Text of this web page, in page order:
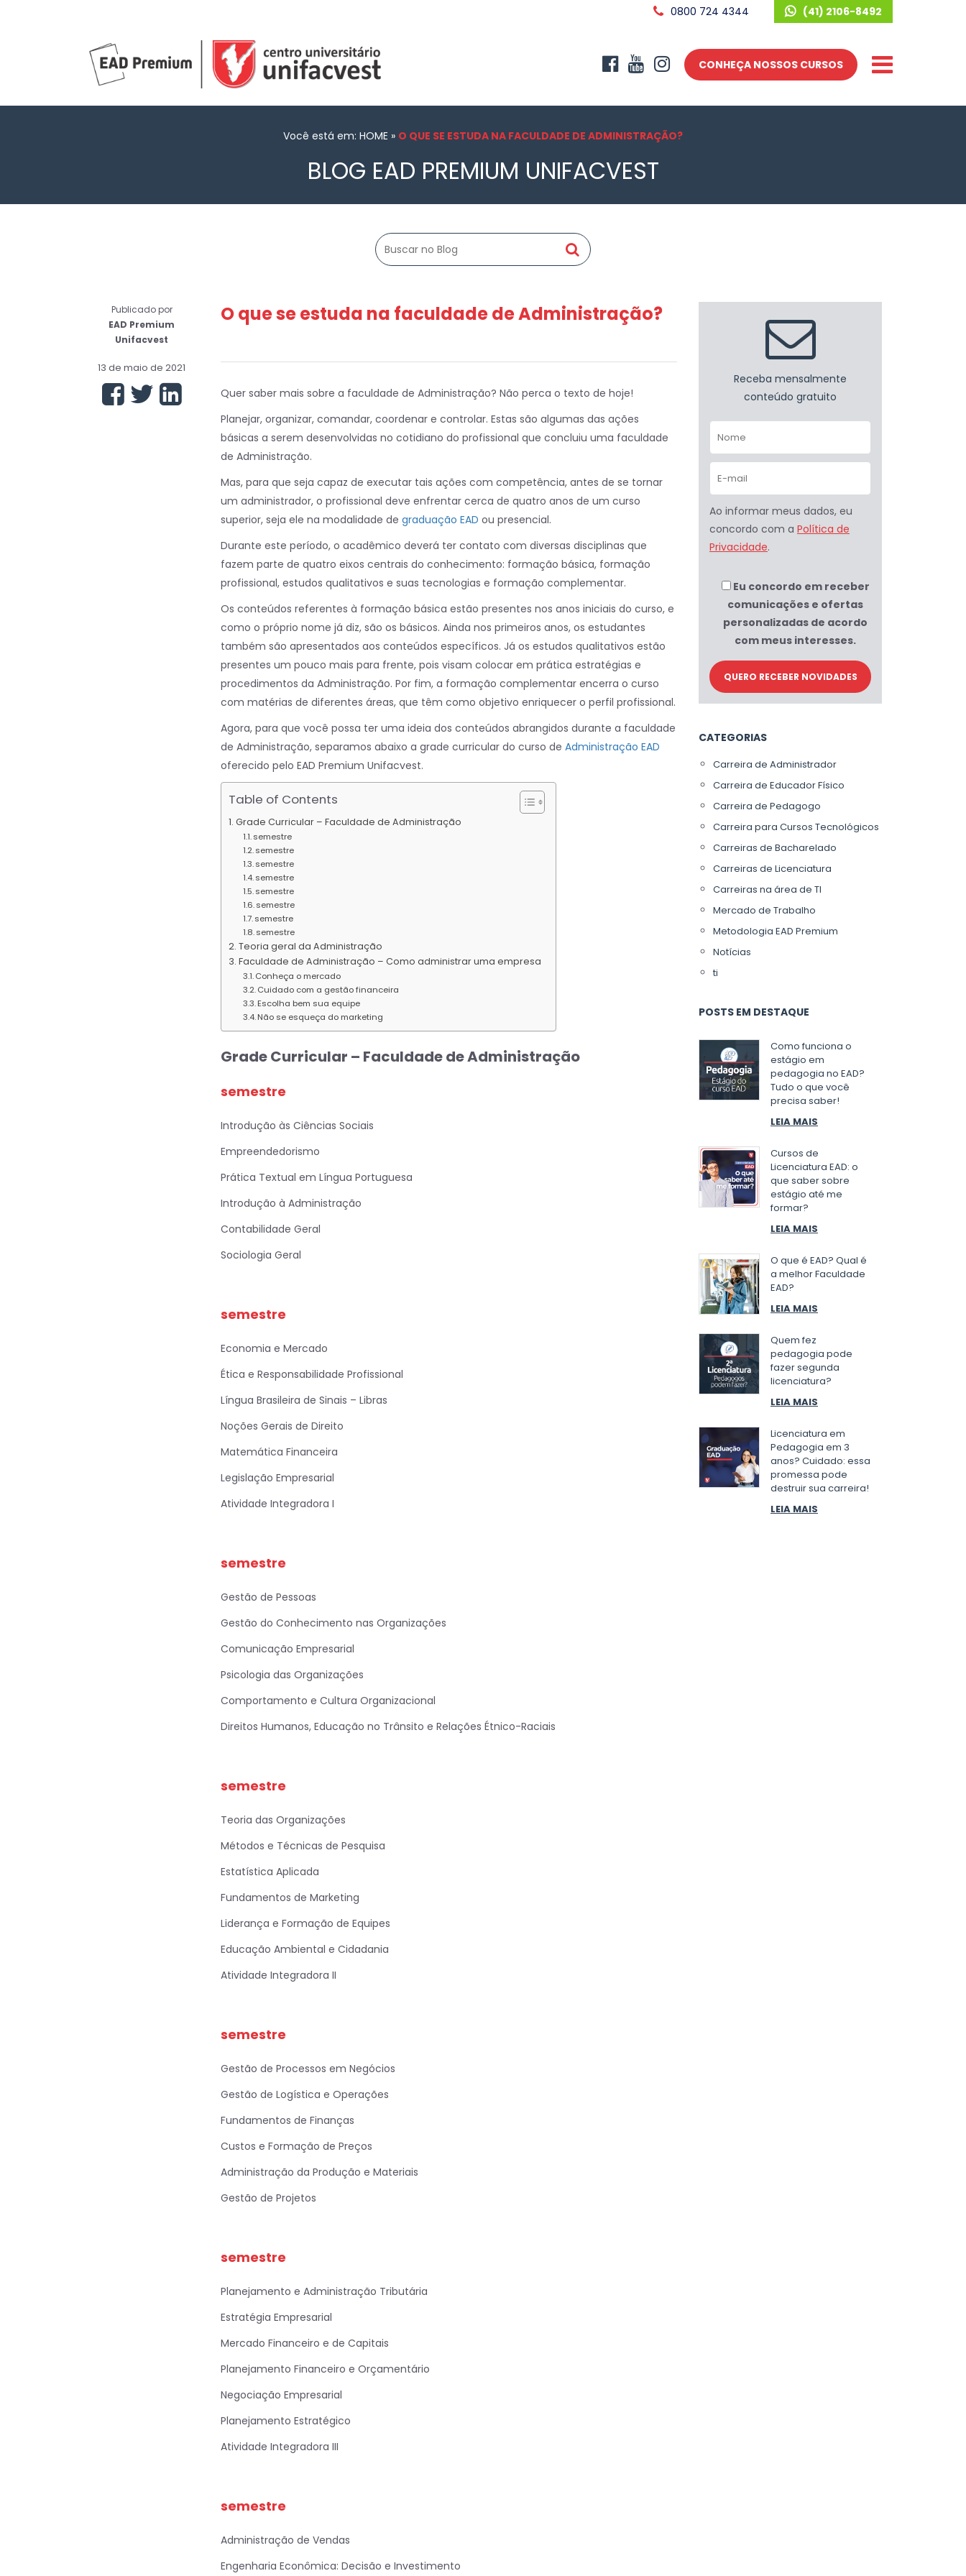
(41) 2106-8492
0800 724 4344
CONHEÇA NOSSOS CURSOS
Você está em: HOME » O QUE SE ESTUDA NA FACULDADE DE ADMINISTRAÇÃO?
BLOG EAD PREMIUM UNIFACVEST
Publicado por
EAD Premium
Unifacvest
13 de maio de 2021
O que se estuda na faculdade de Administração?
Quer saber mais sobre a faculdade de Administração? Não perca o texto de hoje!
Planejar, organizar, comandar, coordenar e controlar. Estas são algumas das ações
básicas a serem desenvolvidas no cotidiano do profissional que concluiu uma faculdade
de Administração.
Mas, para que seja capaz de executar tais ações com competência, antes de se tornar
um administrador, o profissional deve enfrentar cerca de quatro anos de um curso
superior, seja ele na modalidade de graduação EAD ou presencial.
Durante este período, o acadêmico deverá ter contato com diversas disciplinas que
fazem parte de quatro eixos centrais do conhecimento: formação básica, formação
profissional, estudos qualitativos e suas tecnologias e formação complementar.
Os conteúdos referentes à formação básica estão presentes nos anos iniciais do curso, e
como o próprio nome já diz, são os básicos. Ainda nos primeiros anos, os estudantes
também são apresentados aos conteúdos específicos. Já os estudos qualitativos estão
presentes um pouco mais para frente, pois visam colocar em prática estratégias e
procedimentos da Administração. Por fim, a formação complementar encerra o curso
com matérias de diferentes áreas, que têm como objetivo enriquecer o perfil profissional.
Agora, para que você possa ter uma ideia dos conteúdos abrangidos durante a faculdade
de Administração, separamos abaixo a grade curricular do curso de Administração EAD
oferecido pelo EAD Premium Unifacvest.
Table of Contents
Grade Curricular – Faculdade de Administração
semestre
semestre
semestre
semestre
semestre
semestre
semestre
semestre
Teoria geral da Administração
Faculdade de Administração – Como administrar uma empresa
Conheça o mercado
Cuidado com a gestão financeira
Escolha bem sua equipe
Não se esqueça do marketing
Grade Curricular – Faculdade de Administração
semestre
Introdução às Ciências Sociais
Empreendedorismo
Prática Textual em Língua Portuguesa
Introdução à Administração
Contabilidade Geral
Sociologia Geral
semestre
Economia e Mercado
Ética e Responsabilidade Profissional
Língua Brasileira de Sinais – Libras
Noções Gerais de Direito
Matemática Financeira
Legislação Empresarial
Atividade Integradora I
semestre
Gestão de Pessoas
Gestão do Conhecimento nas Organizações
Comunicação Empresarial
Psicologia das Organizações
Comportamento e Cultura Organizacional
Direitos Humanos, Educação no Trânsito e Relações Étnico-Raciais
semestre
Teoria das Organizações
Métodos e Técnicas de Pesquisa
Estatística Aplicada
Fundamentos de Marketing
Liderança e Formação de Equipes
Educação Ambiental e Cidadania
Atividade Integradora II
semestre
Gestão de Processos em Negócios
Gestão de Logística e Operações
Fundamentos de Finanças
Custos e Formação de Preços
Administração da Produção e Materiais
Gestão de Projetos
semestre
Planejamento e Administração Tributária
Estratégia Empresarial
Mercado Financeiro e de Capitais
Planejamento Financeiro e Orçamentário
Negociação Empresarial
Planejamento Estratégico
Atividade Integradora III
semestre
Administração de Vendas
Engenharia Econômica: Decisão e Investimento
Receba mensalmente
conteúdo gratuito
Ao informar meus dados, eu
concordo com a Política de
Privacidade.
Eu concordo em receber
comunicações e ofertas
personalizadas de acordo
com meus interesses.
CATEGORIAS
Carreira de Administrador
Carreira de Educador Físico
Carreira de Pedagogo
Carreira para Cursos Tecnológicos
Carreiras de Bacharelado
Carreiras de Licenciatura
Carreiras na área de TI
Mercado de Trabalho
Metodologia EAD Premium
Notícias
ti
POSTS EM DESTAQUE
Como funciona o
estágio em
pedagogia no EAD?
Tudo o que você
precisa saber!
LEIA MAIS
Cursos de
Licenciatura EAD: o
que saber sobre
estágio até me
formar?
LEIA MAIS
O que é EAD? Qual é
a melhor Faculdade
EAD?
LEIA MAIS
Quem fez
pedagogia pode
fazer segunda
licenciatura?
LEIA MAIS
Licenciatura em
Pedagogia em 3
anos? Cuidado: essa
promessa pode
destruir sua carreira!
LEIA MAIS